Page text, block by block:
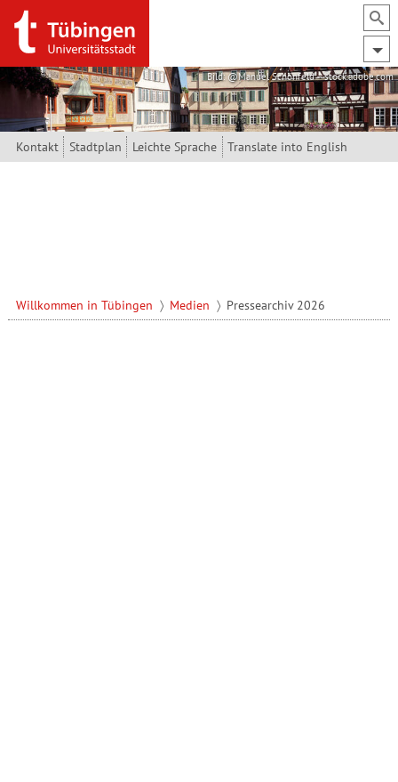
Direkt zum Inhalt
Bild: @Manuel Schönfeld – stock.adobe.com
Kontakt Stadtplan Leichte Sprache Translate into English
Willkommen in Tübingen Medien Pressearchiv 2026